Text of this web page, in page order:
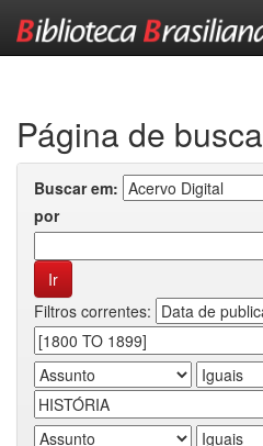
Página de busca
Buscar em:
por
Filtros correntes: